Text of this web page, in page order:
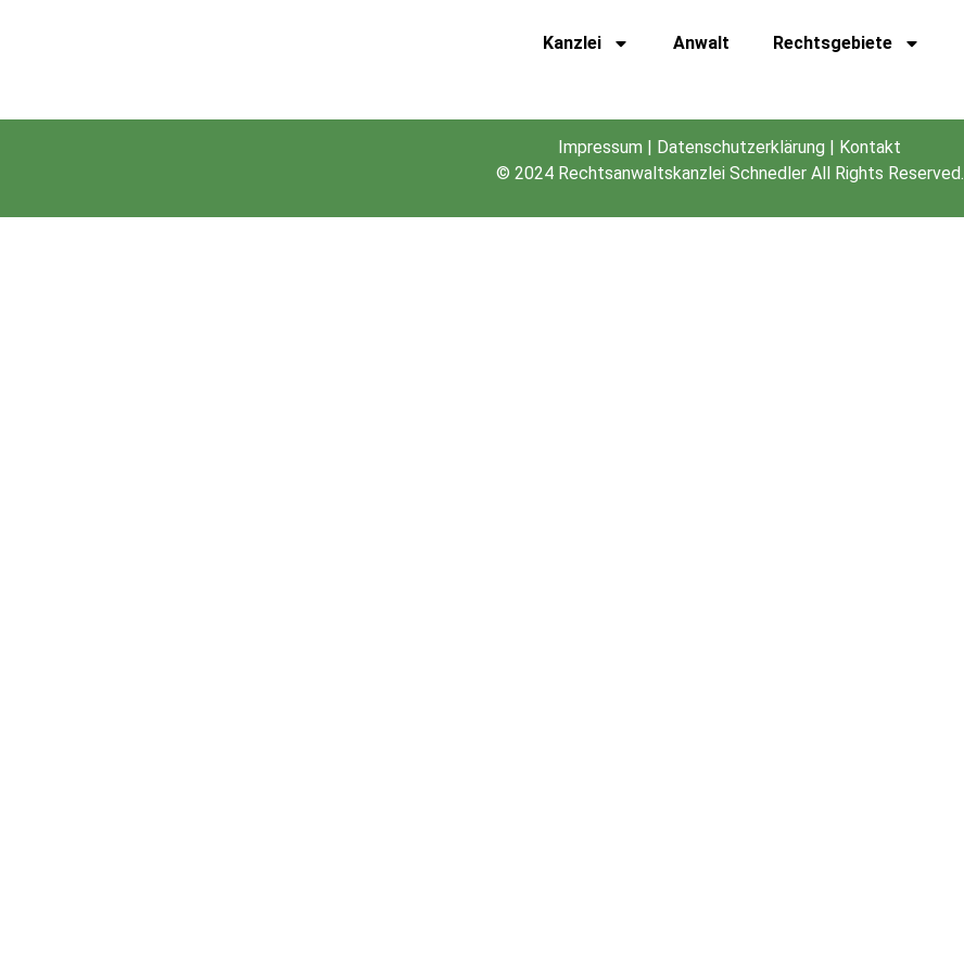
Kanzlei Anwalt Rechtsgebiete
Naeco-Blue-Kanzlei-Schnedler-Kunde
Impressum Datenschutzerklärung
Kontakt
© 2024 Rechtsanwaltskanzlei SchnedlerAll Rights Reserved.